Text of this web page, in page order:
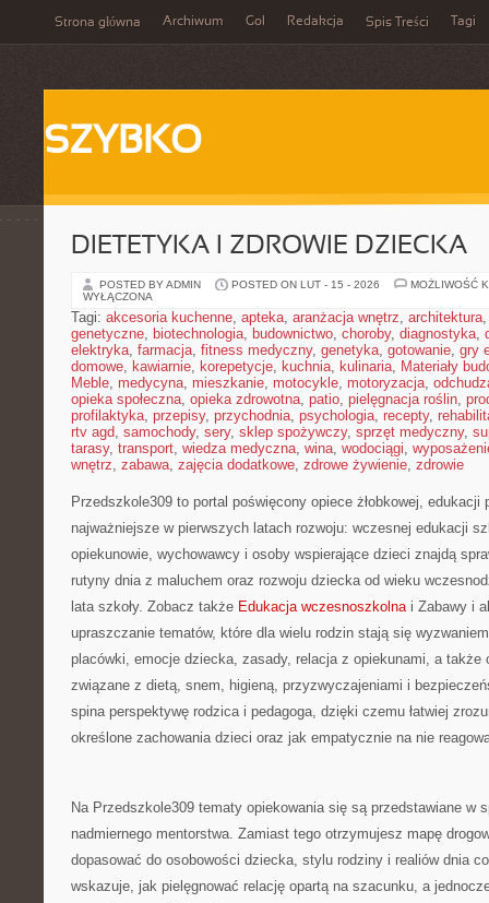
Strona główna Archiwum Gol Redakcja Spis Treści Tagi
SZYBKO
DIETETYKA I ZDROWIE DZIECKA
POSTED BY ADMIN POSTED ON LUT - 15 - 2026
MOŻLIWOŚĆ
WYŁĄCZONA
Tagi: akcesoria kuchenne, apteka, aranżacja wnętrz, architektura
genetyczne, biotechnologia, budownictwo, choroby, diagnostyka,
elektryka, farmacja, fitness medyczny, genetyka, gotowanie, gry
domowe, kawiarnie, korepetycje, kuchnia, kulinaria, Materiały
Meble, medycyna, mieszkanie, motocykle, motoryzacja,
opieka społeczna, opieka zdrowotna, patio, pielęgnacja roślin,
profilaktyka, przepisy, przychodnia, psychologia, recepty,
rtv agd, samochody, sery, sklep spożywczy, sprzęt medyczny,
tarasy, transport, wiedza medyczna, wina, wodociągi,
wnętrz, zabawa, zajęcia dodatkowe, zdrowe żywienie, zdrowie
Przedszkole309 to portal poświęcony opiece żłobkowej,
najważniejsze w pierwszych latach rozwoju: wczesnej edukacji
opiekunowie, wychowawcy i osoby wspierające dzieci znajdą
rutyny dnia z maluchem oraz rozwoju dziecka od wieku
lata szkoły. Zobacz także Edukacja wczesnoszkolnai Zabawy i
upraszczanie tematów, które dla wielu rodzin stają się
placówki, emocje dziecka, zasady, relacja z opiekunami, a także
związane z dietą, snem, higieną, przyzwyczajeniami i
spina perspektywę rodzica i pedagoga, dzięki czemu łatwiej
określone zachowania dzieci oraz jak empatycznie na nie
Na Przedszkole309 tematy opiekowania się są przedstawiane w
nadmiernego mentorstwa. Zamiast tego otrzymujesz mapę
dopasować do osobowości dziecka, stylu rodziny i realiów dnia
wskazuje, jak pielęgnować relację opartą na szacunku, a